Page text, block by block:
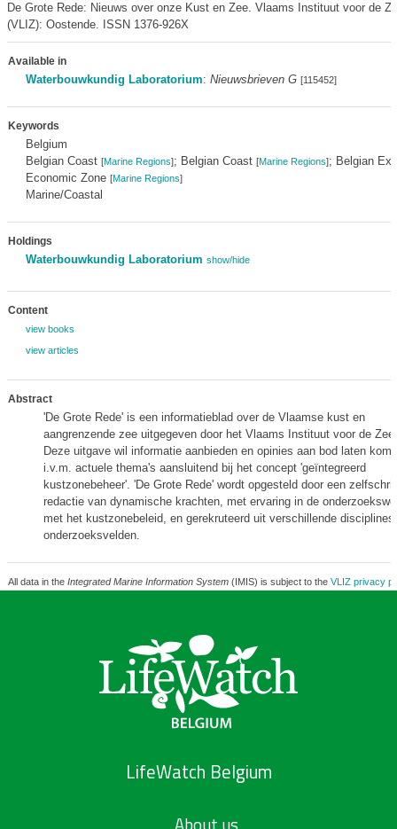
De Grote Rede: Nieuws over onze Kust en Zee. Vlaams Instituut voor de
(VLIZ): Oostende. ISSN 1376-926X
Available in
Waterbouwkundig Laboratorium: Nieuwsbrieven G [115452]
Keywords
Belgium
Belgian Coast [Marine Regions]; Belgian Coast [Marine Regions]; Belgian
Economic Zone [Marine Regions]
Marine/Coastal
Holdings
Waterbouwkundig Laboratorium show/hide
Content
view books
view articles
Abstract
'De Grote Rede' is een informatieblad over de Vlaamse kust en
aangrenzende zee uitgegeven door het Vlaams Instituut voor de
Deze uitgave wil informatie aanbieden en opinies aan bod laten
i.v.m. actuele thema's aansluitend bij het concept 'geïntegreerd
kustzonebeheer'. 'De Grote Rede' wordt opgesteld door een
redactie van dynamische krachten, met ervaring in de
met het kustzonebeleid, en gerekruteerd uit verschillende disciplines
onderzoeksvelden.
All data in the Integrated Marine Information System(IMIS) is subject to the VLIZ privacy
LifeWatch Belgium